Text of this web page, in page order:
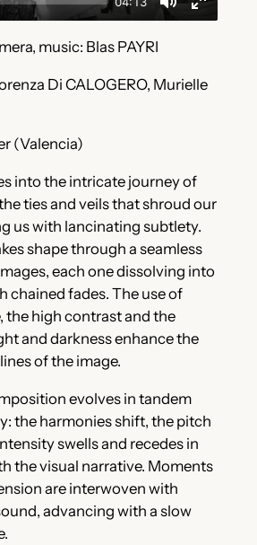
music: Blas PAYRI
Di CALOGERO, Murielle
(Valencia)
into the intricate journey of
ties and veils that shroud our
us with lancinating subtlety.
shape through a seamless
each one dissolving into
chained fades. The use of
the high contrast and the
and darkness enhance the
of the image.
evolves in tandem
the harmonies shift, the pitch
swells and recedes in
the visual narrative. Moments
are interwoven with
advancing with a slow